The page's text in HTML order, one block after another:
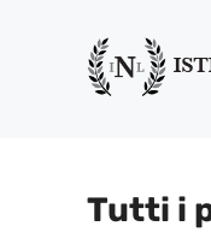
contenuto
Tutti i